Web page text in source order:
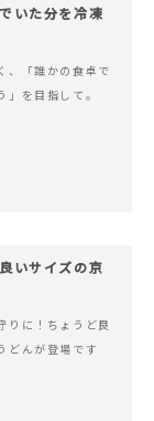
いた分を冷凍
、「誰かの食卓で
」を目指して。
いサイズの京
りに！ちょうど良
どんが登場です